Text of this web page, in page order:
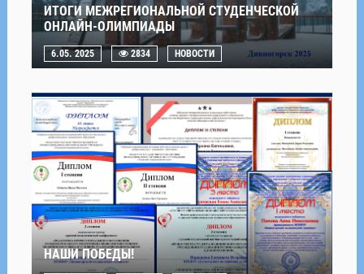
ИТОГИ МЕЖРЕГИОНАЛЬНОЙ СТУДЕНЧЕСКОЙ
ОНЛАЙН-ОЛИМПИАДЫ
6.05. 2025 2834 НОВОСТИ
НАШИ ПОБЕДЫ!